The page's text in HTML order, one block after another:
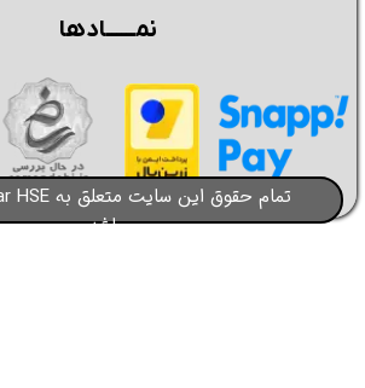
باشد​​​​​​​
نمــــــادها